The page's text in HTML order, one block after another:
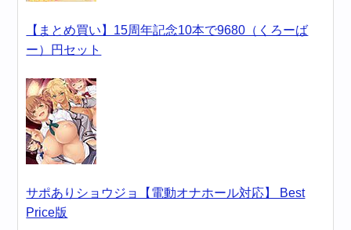
【まとめ買い】15周年記念10本で9680（くろーば
ー）円セット
サポありショウジョ【電動オナホール対応】 Best
Price版